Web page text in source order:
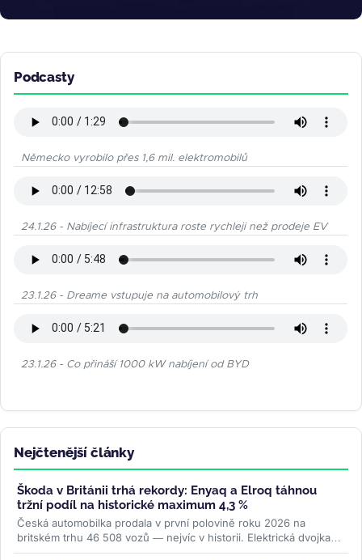
Podcasty
Německo vyrobilo přes 1,6 mil. elektromobilů
24.1.26 - Nabíjecí infrastruktura roste rychleji než prodeje EV
23.1.26 - Dreame vstupuje na automobilový trh
23.1.26 - Co přináší 1000 kW nabíjení od BYD
Nejčtenější články
Škoda v Británii trhá rekordy: Enyaq a Elroq táhnou
tržní podíl na historické maximum 4,3 %
Česká automobilka prodala v první polovině roku 2026 na
britském trhu 46 508 vozů — nejvíc v historii. Elektrická dvojka
Enyaq a Elroq...>>